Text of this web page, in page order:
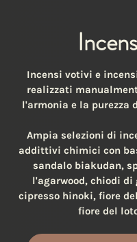
Incensi votivi e
realizzati
l'armonia e la purezza
Ampia selezioni di
addittivi chimici con
sandalo biakudan,
l'agarwood, chiodi di
cipresso hinoki, fiore
fiore del